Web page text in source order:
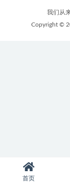
我们从
Copyright ©
首页